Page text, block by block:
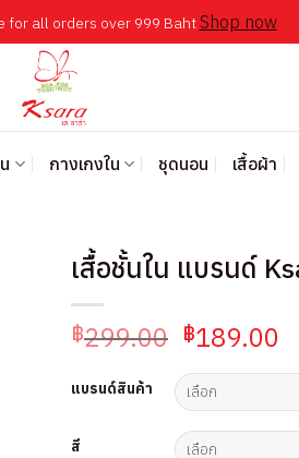
for all orders over 999 Baht Shop now
กางเกงใน ชุดนอน เสื้อผ้า
เสื้อชั้นใน แบรนด์
฿299.00 Original
was:
฿299.00.
฿189.00
แบรนด์สินค้า
สี